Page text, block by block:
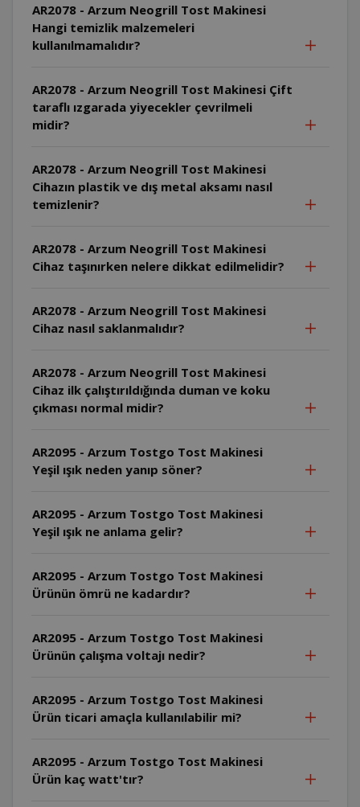
AR2078 - Arzum Neogrill Tost Makinesi
Hangi temizlik malzemeleri
kullanılmamalıdır?
AR2078 - Arzum Neogrill Tost Makinesi Çift
taraflı ızgarada yiyecekler çevrilmeli
midir?
AR2078 - Arzum Neogrill Tost Makinesi
Cihazın plastik ve dış metal aksamı nasıl
temizlenir?
AR2078 - Arzum Neogrill Tost Makinesi
Cihaz taşınırken nelere dikkat edilmelidir?
AR2078 - Arzum Neogrill Tost Makinesi
Cihaz nasıl saklanmalıdır?
AR2078 - Arzum Neogrill Tost Makinesi
Cihaz ilk çalıştırıldığında duman ve koku
çıkması normal midir?
AR2095 - Arzum Tostgo Tost Makinesi
Yeşil ışık neden yanıp söner?
AR2095 - Arzum Tostgo Tost Makinesi
Yeşil ışık ne anlama gelir?
AR2095 - Arzum Tostgo Tost Makinesi
Ürünün ömrü ne kadardır?
AR2095 - Arzum Tostgo Tost Makinesi
Ürünün çalışma voltajı nedir?
AR2095 - Arzum Tostgo Tost Makinesi
Ürün ticari amaçla kullanılabilir mi?
AR2095 - Arzum Tostgo Tost Makinesi
Ürün kaç watt'tır?